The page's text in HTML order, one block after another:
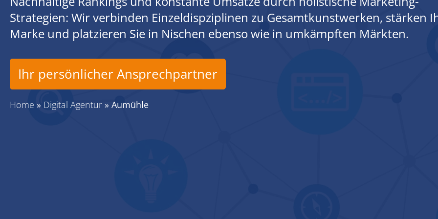
Strategien: Wir verbinden Einzeldispziplinen zu Gesamtkunstwerken, stärken
Marke und platzieren Sie in Nischen ebenso wie in umkämpften Märkten.
Ihr persönlicher Ansprechpartner
Home » Digital Agentur » Aumühle